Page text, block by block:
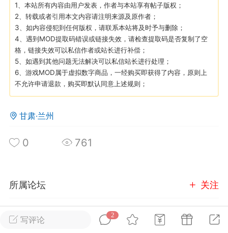
大人
Lv.8
02-10 15:45
电脑端 其他&工具
卖挂
禁止发布联机可用的作弊模组，
单机辅助引流私下售卖服务器外挂！
作弊模组的发布规范近期收到一些信息
环境，中文网特此发布以下声明，规范
71
大人
Lv.8
写评论
2
1、本站所有内容由用户发表，作者与本站享有帖子版权；
2、转载或者引用本文内容请注明来源及原作者；
3、如内容侵犯到任何版权，请联系本站将及时予与删除；
4、遇到MOD提取码错误或链接失效，请检查提取码是否复制了空
格，链接失效可以私信作者或站长进行补偿；
5、如遇到其他问题无法解决可以私信站长进行处理；
6、游戏MOD属于虚拟数字商品，一经购买即获得了内容，原则上
不允许申请退款，购买即默认同意上述规则；
甘肃·兰州
0 761
所属论坛 关注
进入论坛